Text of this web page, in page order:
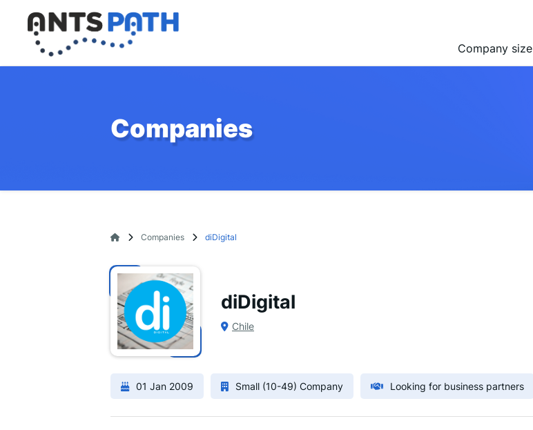
Company size
SMALL (10-49)
Companies
Companies diDigital
diDigital
Chile
01 Jan 2009 Small (10-49) Company Looking for business partners